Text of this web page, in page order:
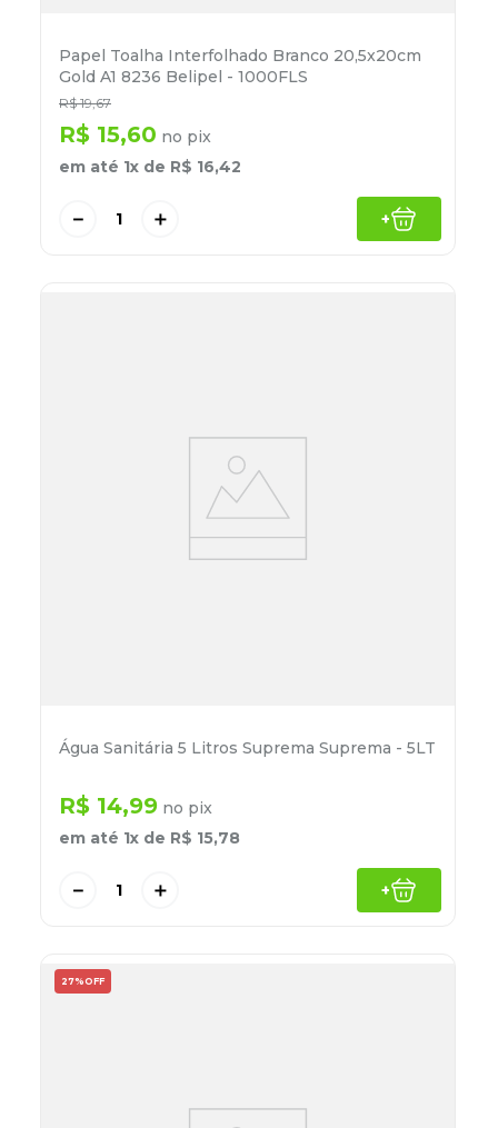
Papel Toalha Interfolhado Branco 20,5x20cm
Gold A1 8236 Belipel - 1000FLS
R$ 19,67
R$ 15,60 no pix
em até 1x de R$ 16,42
＋
－ +
Água Sanitária 5 Litros Suprema Suprema - 5LT
R$ 14,99 no pix
em até 1x de R$ 15,78
＋
－ +
27% OFF